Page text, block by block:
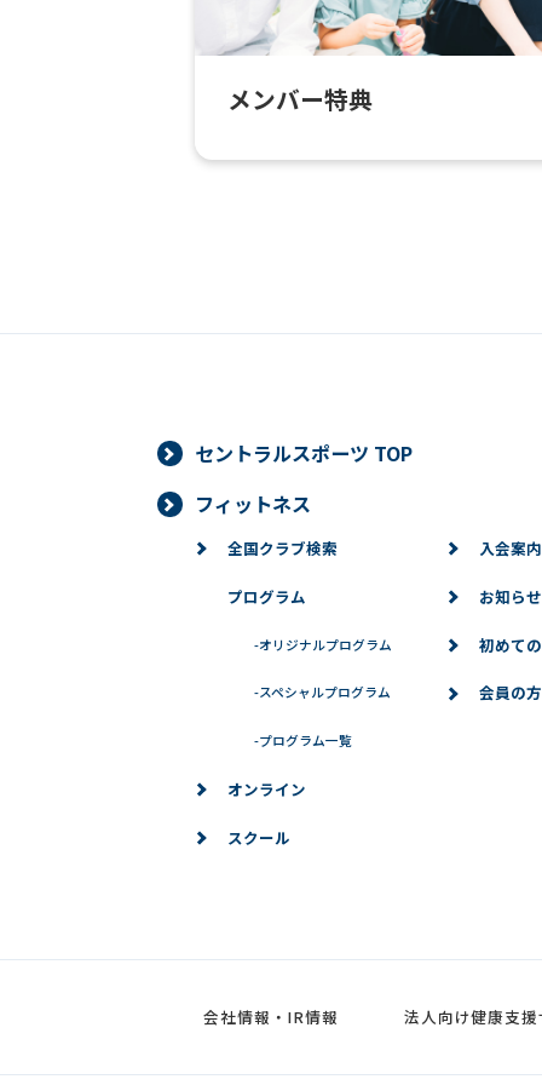
メンバー特典
セントラルスポーツ TOP
フィットネス
全国クラブ検索
プログラム
-オリジナルプログラム
-スペシャルプログラム
-プログラム一覧
オンライン
スクール
入会案内
お知らせ
初めて
会員の
会社情報・IR情報 法人向け健康支